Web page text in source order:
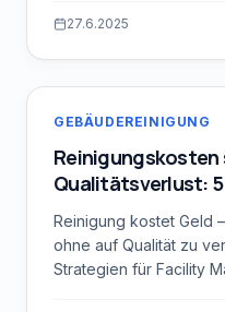
27.6.2025
GEBÄUDEREINIGUNG
Reinigungskosten
Qualitätsverlust:
Reinigung kostet Geld
ohne auf Qualität zu
Strategien für Facility